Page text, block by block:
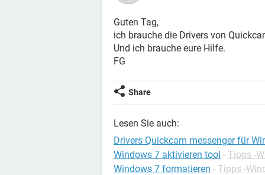
Guten Tag,
ich brauche die Drivers von
Und ich brauche eure Hilfe.
FG
Share
Lesen Sie auch:
Drivers Quickcam messenger für
Windows 7 aktivieren tool - Tipps -
Windows 7 formatieren - Tipps -